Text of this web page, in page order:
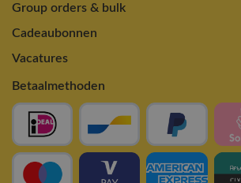
Group orders & bulk
Cadeaubonnen
Vacatures
Betaalmethoden